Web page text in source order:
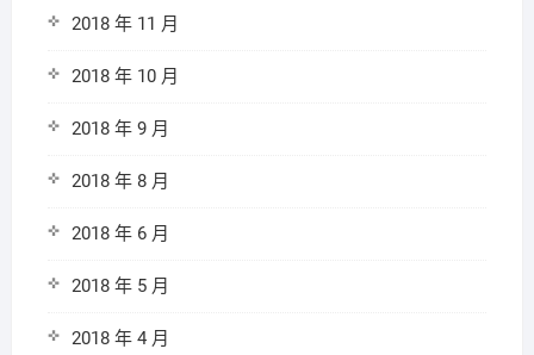
2018 年 11 月
2018 年 10 月
2018 年 9 月
2018 年 8 月
2018 年 6 月
2018 年 5 月
2018 年 4 月